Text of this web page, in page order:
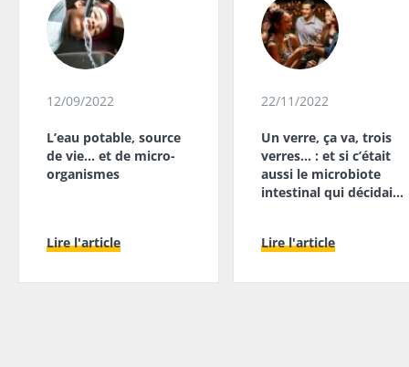
12/09/2022
L’eau potable, source
de vie… et de micro-
organismes
Lire l'article
22/11/2022
Un verre, ça va, trois
verres… : et si c’était
aussi le microbiote
intestinal qui décidait
Lire l'article